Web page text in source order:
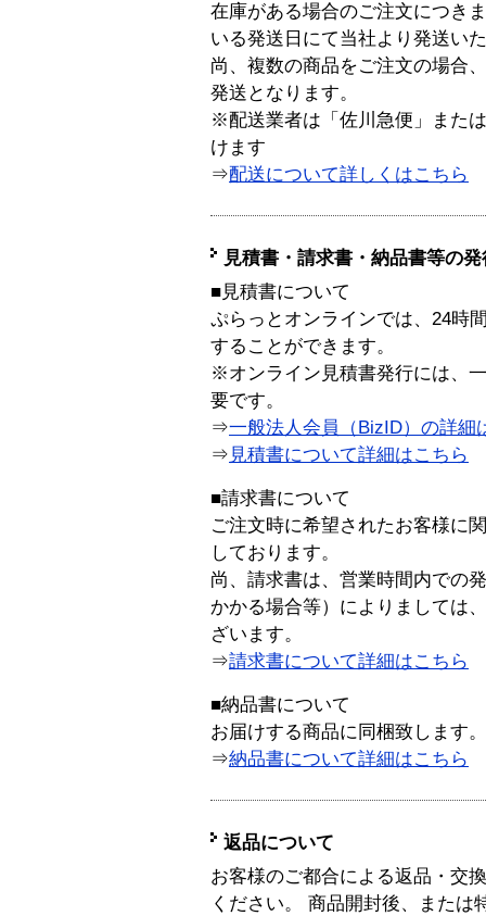
在庫がある場合のご注文につき
いる発送日にて当社より発送い
尚、複数の商品をご注文の場合
発送となります。
※配送業者は「佐川急便」また
けます
⇒配送について詳しくはこちら
見積書・請求書・納品書等の
■見積書について
ぷらっとオンラインでは、24時
することができます。
※オンライン見積書発行には、
要です。
⇒一般法人会員（BizID）の詳細
⇒ 見積書について詳細はこちら
■請求書について
ご注文時に希望されたお客様に
しております。
尚、請求書は、営業時間内での
かかる場合等）によりましては
ざいます。
⇒請求書について詳細はこちら
■納品書について
お届けする商品に同梱致します。
⇒納品書について詳細はこちら
返品について
お客様のご都合による返品・交
ください。 商品開封後、または